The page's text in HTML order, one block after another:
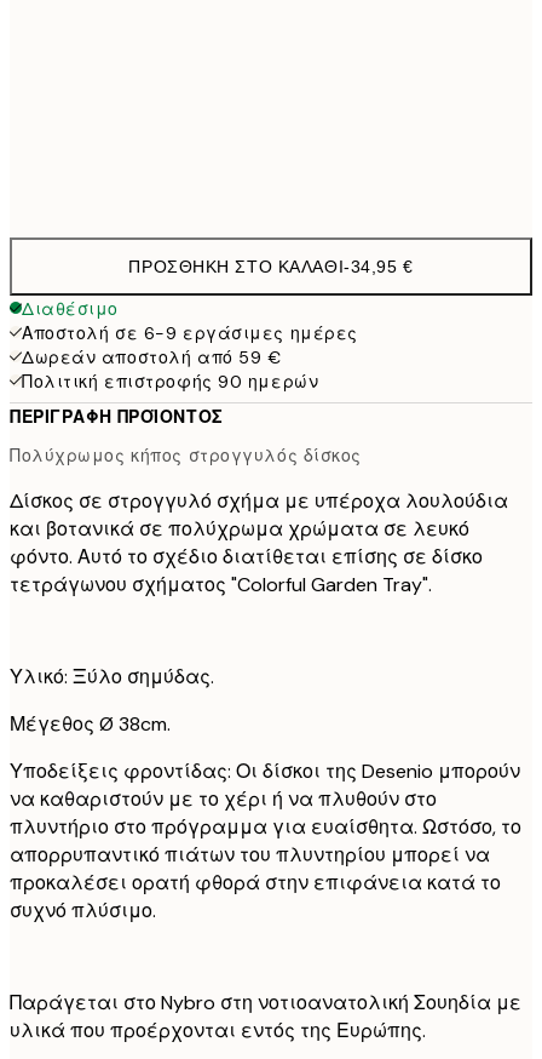
ΠΡΟΣΘΉΚΗ ΣΤΟ ΚΑΛΆΘΙ-34,95 €
Διαθέσιμο
Αποστολή σε 6-9 εργάσιμες ημέρες
Δωρεάν αποστολή από 59 €
Πολιτική επιστροφής 90 ημερών
ΠΕΡΙΓΡΑΦΉ ΠΡΟΪΌΝΤΟΣ
Πολύχρωμος κήπος στρογγυλός δίσκος
Δίσκος σε στρογγυλό σχήμα με υπέροχα λουλούδια
και βοτανικά σε πολύχρωμα χρώματα σε λευκό
φόντο. Αυτό το σχέδιο διατίθεται επίσης σε δίσκο
τετράγωνου σχήματος "Colorful Garden Tray".
Υλικό: Ξύλο σημύδας.
Μέγεθος Ø 38cm.
Υποδείξεις φροντίδας: Οι δίσκοι της Desenio μπορούν
να καθαριστούν με το χέρι ή να πλυθούν στο
πλυντήριο στο πρόγραμμα για ευαίσθητα. Ωστόσο, το
απορρυπαντικό πιάτων του πλυντηρίου μπορεί να
προκαλέσει ορατή φθορά στην επιφάνεια κατά το
συχνό πλύσιμο.
Παράγεται στο Nybro στη νοτιοανατολική Σουηδία με
υλικά που προέρχονται εντός της Ευρώπης.